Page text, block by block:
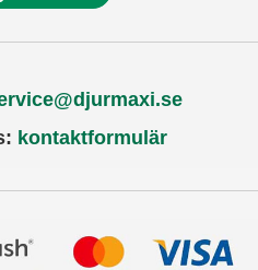
kontaktformulär